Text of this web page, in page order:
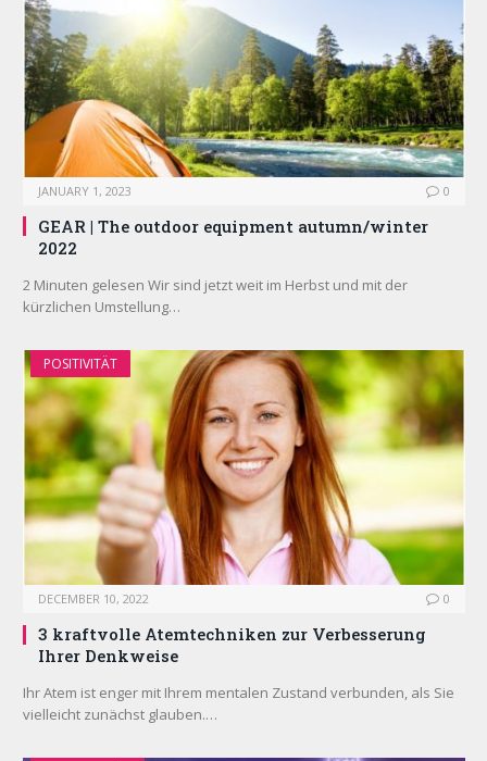
JANUARY 1, 2023 0
GEAR | The outdoor equipment autumn/winter
2022
2 Minuten gelesen Wir sind jetzt weit im Herbst und mit der
kürzlichen Umstellung…
POSITIVITÄT
DECEMBER 10, 2022 0
3 kraftvolle Atemtechniken zur Verbesserung
Ihrer Denkweise
Ihr Atem ist enger mit Ihrem mentalen Zustand verbunden, als Sie
vielleicht zunächst glauben.…